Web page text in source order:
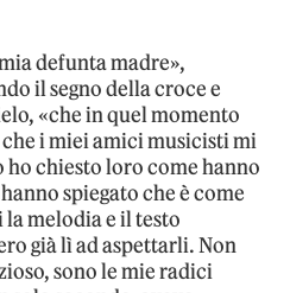
defunta madre»,
il segno della croce e
«che in quel momento
i miei amici musicisti mi
chiesto loro come hanno
spiegato che è come
melodia e il testo
già lì ad aspettarli. Non
sono le mie radici